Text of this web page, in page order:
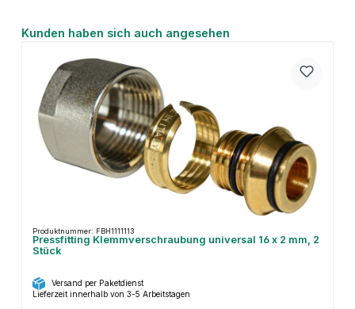
Produktgalerie überspringen
Kunden haben sich auch angesehen
Produktnummer: FBH1111113
Pressfitting Klemmverschraubung universal 16 x 2 mm, 2
Stück
Versand per Paketdienst
Lieferzeit innerhalb von 3-5 Arbeitstagen